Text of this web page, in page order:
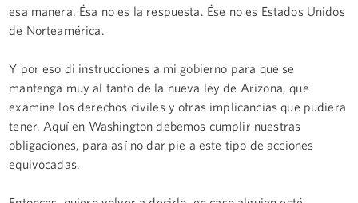
esa manera. Ésa no es la respuesta. Ése no es Estados Unidos
de Norteamérica.
Y por eso di instrucciones a mi gobierno para que se
mantenga muy al tanto de la nueva ley de Arizona, que
examine los derechos civiles y otras implicancias que pudiera
tener. Aquí en Washington debemos cumplir nuestras
obligaciones, para así no dar pie a este tipo de acciones
equivocadas.